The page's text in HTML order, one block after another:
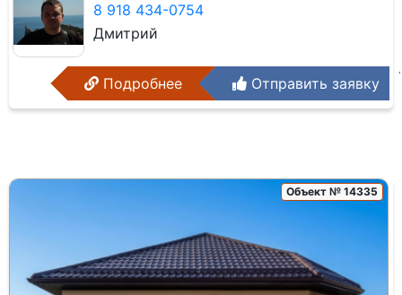
8 918 434-0754
Дмитрий
Подробнее Отправить заявку
Объект № 14335